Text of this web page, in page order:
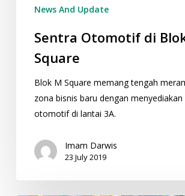
News And Update
Sentra Otomotif di
Square
Blok M Square memang tengah
zona bisnis baru dengan menyediakan
otomotif di lantai 3A.
Imam Darwis
23 July 2019